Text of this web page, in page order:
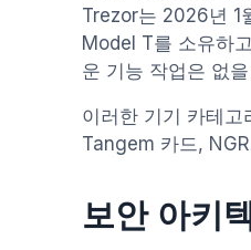
Trezor는 2026년 1
Model T를 소유하
운 기능 작업은 없
이러한 기기 카테
Tangem 카드,
보안 아키